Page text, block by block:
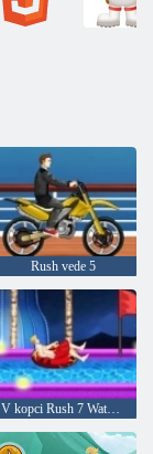
Rush vede 5
V kopci Rush 7 Waterpark